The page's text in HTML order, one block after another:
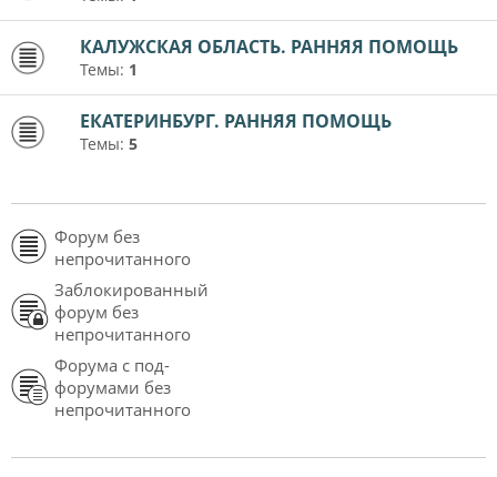
КАЛУЖСКАЯ ОБЛАСТЬ. РАННЯЯ ПОМОЩЬ
Темы: 1
ЕКАТЕРИНБУРГ. РАННЯЯ ПОМОЩЬ
Темы: 5
Форум без
непрочитанного
Заблокированный
форум без
непрочитанного
Форума с под-
форумами без
непрочитанного